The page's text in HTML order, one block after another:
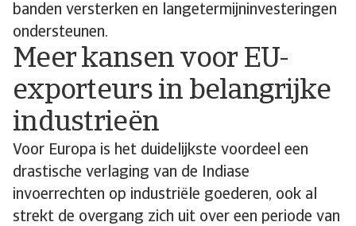
banden versterken en langetermijninvesteringen
ondersteunen.
Meer kansen voor EU-
exporteurs in belangrijke
industrieën
Voor Europa is het duidelijkste voordeel een
drastische verlaging van de Indiase
invoerrechten op industriële goederen, ook al
strekt de overgang zich uit over een periode van